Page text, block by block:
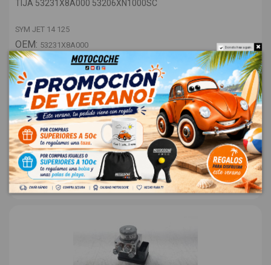
TIJA 53231X8A000 53206XN1000SC
SYM JET 14 125
OEM: 53231X8A000
ID: 1308416
18,00 € Sin IVA
21,78 €
Do not show again.